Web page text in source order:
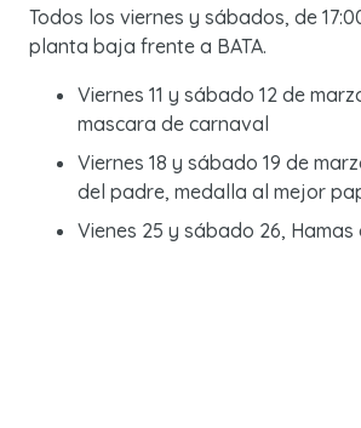
Todos los viernes y sábados, de
planta baja frente a BATA.
Viernes 11 y sábado 12 de
mascara de carnaval
Viernes 18 y sábado 19 de
del padre, medalla al mejor
Vienes 25 y sábado 26, Hamas